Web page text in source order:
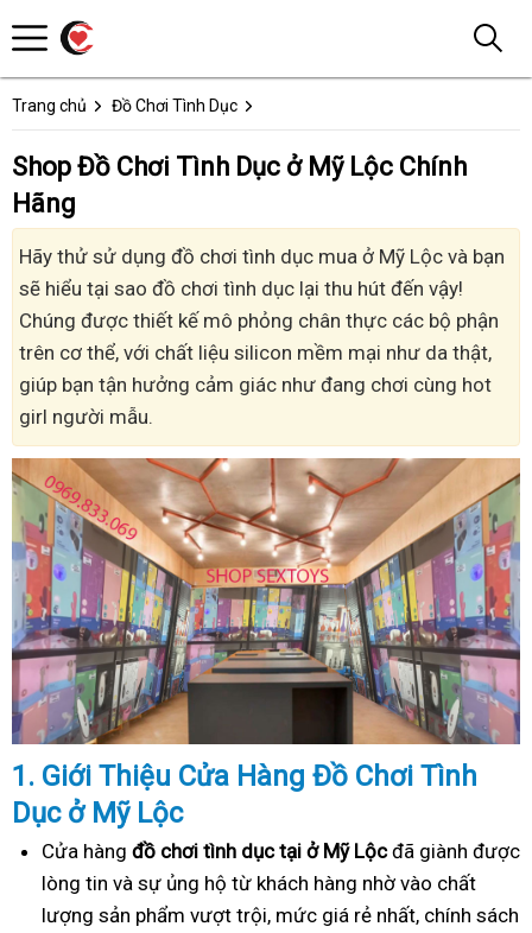
Trang chủ Đồ Chơi Tình Dục
Shop Đồ Chơi Tình Dục ở Mỹ Lộc Chính
Hãng
Hãy thử sử dụng đồ chơi tình dục mua ở Mỹ Lộc và bạn
sẽ hiểu tại sao đồ chơi tình dục lại thu hút đến vậy!
Chúng được thiết kế mô phỏng chân thực các bộ phận
trên cơ thể, với chất liệu silicon mềm mại như da thật,
giúp bạn tận hưởng cảm giác như đang chơi cùng hot
girl người mẫu.
1. Giới Thiệu Cửa Hàng Đồ Chơi Tình
Dục ở Mỹ Lộc
Cửa hàng đồ chơi tình dục tại ở Mỹ Lộcđã giành được
lòng tin và sự ủng hộ từ khách hàng nhờ vào chất
lượng sản phẩm vượt trội, mức giá rẻ nhất, chính sách